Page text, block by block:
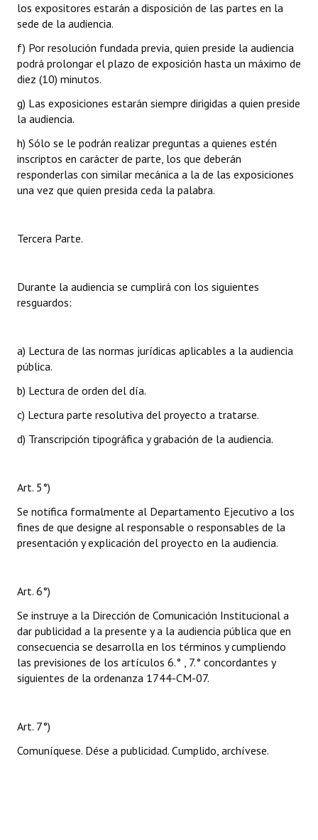
los expositores estarán a disposición de las partes en la
sede de la audiencia.
f) Por resolución fundada previa, quien preside la audiencia
podrá prolongar el plazo de exposición hasta un máximo de
diez (10) minutos.
g) Las exposiciones estarán siempre dirigidas a quien preside
la audiencia.
h) Sólo se le podrán realizar preguntas a quienes estén
inscriptos en carácter de parte, los que deberán
responderlas con similar mecánica a la de las exposiciones
una vez que quien presida ceda la palabra.
Tercera Parte.
Durante la audiencia se cumplirá con los siguientes
resguardos:
a) Lectura de las normas jurídicas aplicables a la audiencia
pública.
b) Lectura de orden del día.
c) Lectura parte resolutiva del proyecto a tratarse.
d) Transcripción tipográfica y grabación de la audiencia.
Art. 5°)
Se notifica formalmente al Departamento Ejecutivo a los
fines de que designe al responsable o responsables de la
presentación y explicación del proyecto en la audiencia.
Art. 6°)
Se instruye a la Dirección de Comunicación Institucional a
dar publicidad a la presente y a la audiencia pública que en
consecuencia se desarrolla en los términos y cumpliendo
las previsiones de los artículos 6.° , 7.° concordantes y
siguientes de la ordenanza 1744-CM-07.
Art. 7°)
Comuníquese. Dése a publicidad. Cumplido, archívese.